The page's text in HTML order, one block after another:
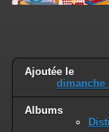
Ajoutée le
dimanche
Albums